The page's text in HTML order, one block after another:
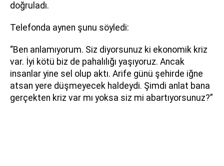
doğruladı.
Telefonda aynen şunu söyledi:
“Ben anlamıyorum. Siz diyorsunuz ki ekonomik kriz
var. İyi kötü biz de pahalılığı yaşıyoruz. Ancak
insanlar yine sel olup aktı. Arife günü şehirde iğne
atsan yere düşmeyecek haldeydi. Şimdi anlat bana
gerçekten kriz var mı yoksa siz mi abartıyorsunuz?”